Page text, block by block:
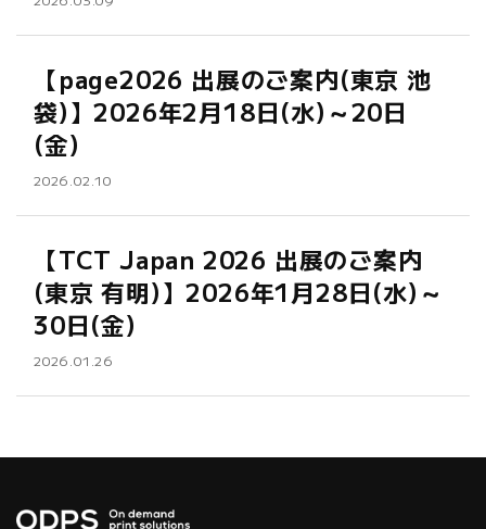
【page2026 出展のご案内(東京 池
袋)】2026年2月18日(水)～20日
(金)
2026.02.10
【TCT Japan 2026 出展のご案内
(東京 有明)】2026年1月28日(水)～
30日(金)
2026.01.26